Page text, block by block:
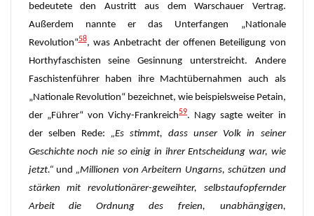
bedeutete den Austritt aus dem Warschauer Vertrag.
Außerdem nannte er das Unterfangen „Nationale
Revolution“58, was Anbetracht der offenen Beteiligung von
Horthyfaschisten seine Gesinnung unterstreicht. Andere
Faschistenführer haben ihre Machtübernahmen auch als
„Nationale Revolution“ bezeichnet, wie beispielsweise Petain,
der „Führer“ von Vichy-Frankreich59. Nagy sagte weiter in
der selben Rede: „Es stimmt, dass unser Volk in seiner
Geschichte noch nie so einig in ihrer Entscheidung war, wie
jetzt.“und „Millionen von Arbeitern Ungarns, schützen und
stärken mit revolutionärer-geweihter, selbstaufopfernder
Arbeit die Ordnung des freien, unabhängigen,